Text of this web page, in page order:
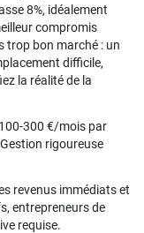
8%, idéalement
compromis
trop bon marché : un
difficile,
la réalité de la
300 €/mois par
rigoureuse
revenus immédiats et
entrepreneurs de
requise.